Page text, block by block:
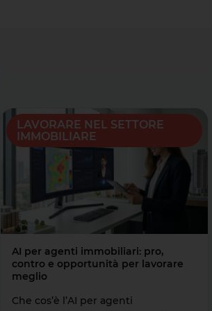
LAVORARE NEL SETTORE
IMMOBILIARE
AI per agenti immobiliari: pro,
contro e opportunità per lavorare
meglio
Che cos’è l’AI per agenti